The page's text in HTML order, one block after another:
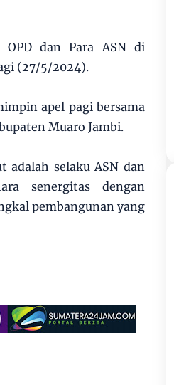
OPD dan Para ASN di
(27/5/2024).
apel pagi bersama
Muaro Jambi.
adalah selaku ASN dan
senergitas dengan
pembangunan yang